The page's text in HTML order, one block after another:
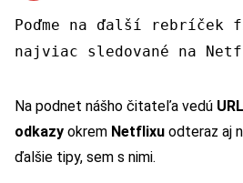
Poďme na ďalší rebríček
najviac sledované na
Na podnet nášho čitateľa vedú URL
odkazy okrem Netflixu odteraz aj
ďalšie tipy, sem s nimi.